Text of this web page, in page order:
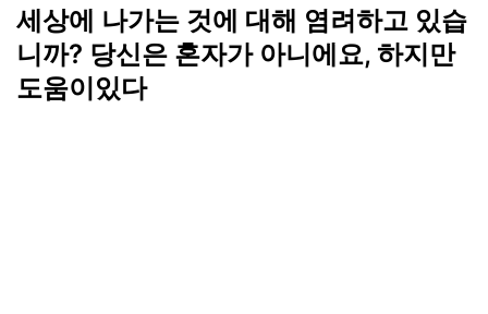
세상에 나가는 것에 대해 염려하고 있습
니까? 당신은 혼자가 아니에요, 하지만
도움이있다